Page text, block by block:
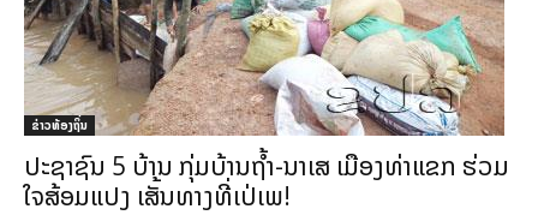
ຂ່າວທ້ອງຖິ່ນ
ປະຊາຊົນ 5 ບ້ານ ກຸ່ມບ້ານຖ້ຳ-ນາເສ ເມືອງທ່າແຂກ ຮ່ວມ
ໃຈສ້ອມແປງ ເສັ້ນທາງທີ່ເປ່ເພ!